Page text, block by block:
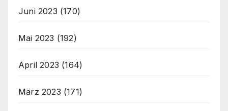
Juni 2023 (170)
Mai 2023 (192)
April 2023 (164)
März 2023 (171)